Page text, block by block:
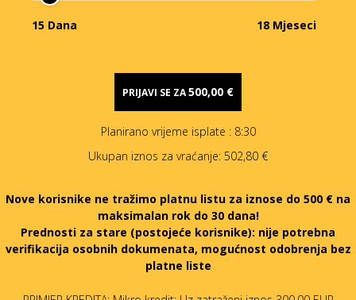
15 Dana 18 Mjeseci
PRIJAVI SE ZA500,00 €
Planirano vrijeme isplate : 8:30
Ukupan iznos za vraćanje: 502,80 €
Nove korisnike ne tražimo platnu listu za iznose do 500 € na
maksimalan rok do 30 dana!
Prednosti za stare (postojeće korisnike): nije potrebna
verifikacija osobnih dokumenata, mogućnost odobrenja bez
platne liste